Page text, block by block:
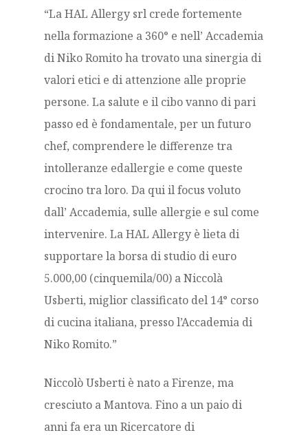
“La HAL Allergy srl crede fortemente
nella formazione a 360° e nell’ Accademia
di Niko Romito ha trovato una sinergia di
valori etici e di attenzione alle proprie
persone. La salute e il cibo vanno di pari
passo ed è fondamentale, per un futuro
chef, comprendere le differenze tra
intolleranze edallergie e come queste
crocino tra loro. Da qui il focus voluto
dall’ Accademia, sulle allergie e sul come
intervenire. La HAL Allergy è lieta di
supportare la borsa di studio di euro
5.000,00 (cinquemila/00) a Niccolà
Usberti, miglior classificato del 14° corso
di cucina italiana, presso l’Accademia di
Niko Romito.”
Niccolò Usberti è nato a Firenze, ma
cresciuto a Mantova. Fino a un paio di
anni fa era un Ricercatore di